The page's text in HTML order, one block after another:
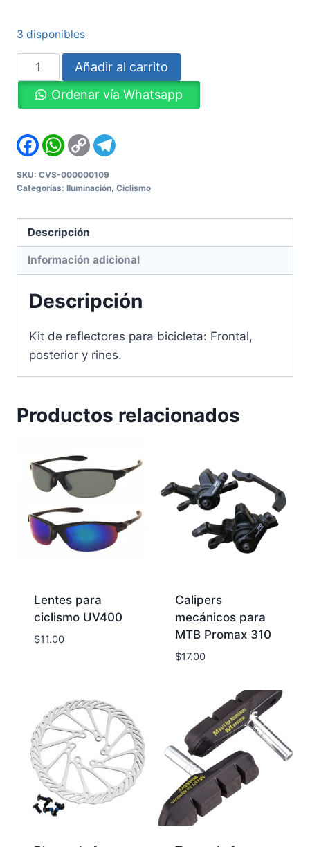
3 disponibles
de
reflectores
bicicleta
(4
piezas)
cantidad
Añadir al carrito
Ordenar vía Whatsapp
FacebookWhatsApp
Copy
Link
SKU: CVS-000000109
Categorías: Iluminación, Ciclismo
Descripción
Información adicional
Descripción
Kit de reflectores para bicicleta: Frontal,
posterior y rines.
Productos relacionados
Lentes para
ciclismo UV400
$11.00
Calipers
mecánicos para
MTB Promax 310
$17.00